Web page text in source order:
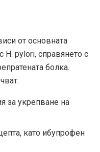
от основната
H. pylori, справянето с
болка.
за укрепване на
като ибупрофен